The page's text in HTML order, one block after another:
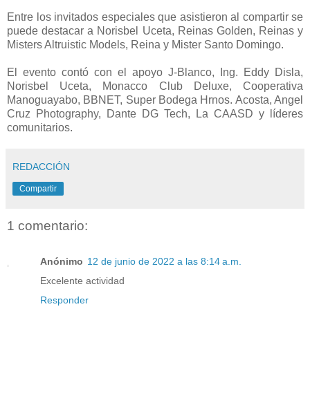
Entre los invitados especiales que asistieron al compartir se
puede destacar a Norisbel Uceta, Reinas Golden, Reinas y
Misters Altruistic Models, Reina y Mister Santo Domingo.
El evento contó con el apoyo J-Blanco, Ing. Eddy Disla,
Norisbel Uceta, Monacco Club Deluxe, Cooperativa
Manoguayabo, BBNET, Super Bodega Hrnos. Acosta, Angel
Cruz Photography, Dante DG Tech, La CAASD y líderes
comunitarios.
REDACCIÓN
Compartir
1 comentario:
Anónimo 12 de junio de 2022 a las 8:14 a.m.
Excelente actividad
Responder